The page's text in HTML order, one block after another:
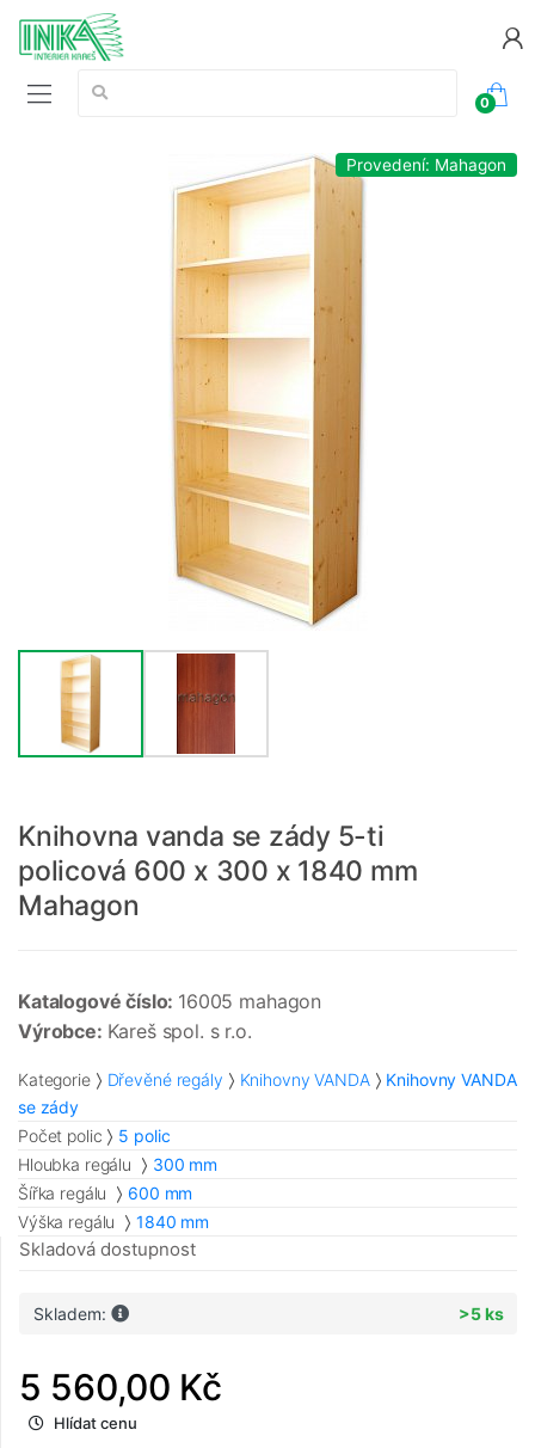
Vyhledávání:
0
Provedení: Mahagon
Knihovna vanda se zády 5-ti
policová 600 x 300 x 1840 mm
Mahagon
Katalogové číslo: 16005 mahagon
Výrobce: Kareš spol. s r.o.
Kategorie Dřevěné regály Knihovny VANDA
Knihovny VANDA
se zády
Počet polic
5 polic
Hloubka regálu
300 mm
Šířka regálu
600 mm
Výška regálu
1840 mm
Skladová dostupnost
Skladem: >5 ks
5 560,00 Kč
Hlídat cenu